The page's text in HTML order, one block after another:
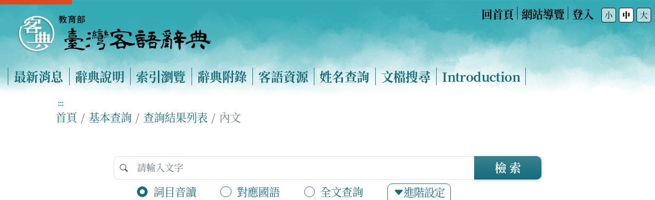
回首頁 網站導覽 登入 小 中 大
最新消息 辭典說明 索引瀏覽 辭典附錄 客語資源 姓名查詢 文檔搜尋 Introduction
:::
首頁 基本查詢 查詢結果列表 內文
詞目音讀 對應國語 全文查詢 進階設定
檢 索